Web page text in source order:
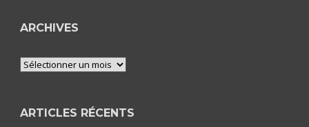
ARCHIVES
Archives
ARTICLES RÉCENTS